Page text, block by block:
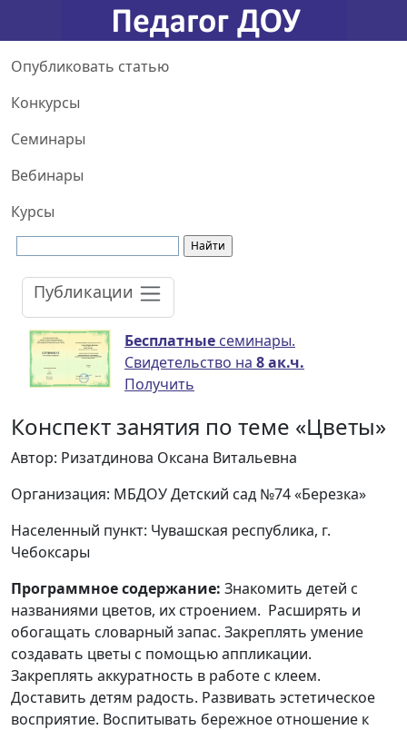
Опубликовать статью
Конкурсы
Семинары
Вебинары
Курсы
Публикации
Бесплатные семинары.
Свидетельство на 8 ак.ч.
Получить
Конспект занятия по теме «Цветы»
Автор: Ризатдинова Оксана Витальевна
Организация: МБДОУ Детский сад №74 «Березка»
Населенный пункт: Чувашская республика, г.
Чебоксары
Программное содержание: Знакомить детей с
названиями цветов, их строением. Расширять и
обогащать словарный запас. Закреплять умение
создавать цветы с помощью аппликации.
Закреплять аккуратность в работе с клеем.
Доставить детям радость. Развивать эстетическое
восприятие. Воспитывать бережное отношение к